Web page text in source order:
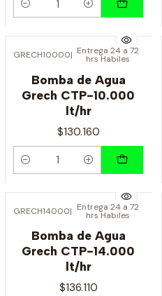
Cantidad
GRECH10000| Entrega 24 a 72
hrs Habiles
Bomba de Agua
Grech CTP-10.000
lt/hr
$130.160
Cantidad
GRECH14000| Entrega 24 a 72
hrs Habiles
Bomba de Agua
Grech CTP-14.000
lt/hr
$136.110